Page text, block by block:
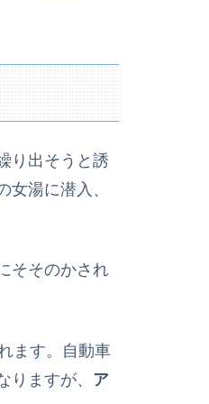
り出そうと誘
湯に潜入、
そそのかされ
ます。自動車
りますが、 ア